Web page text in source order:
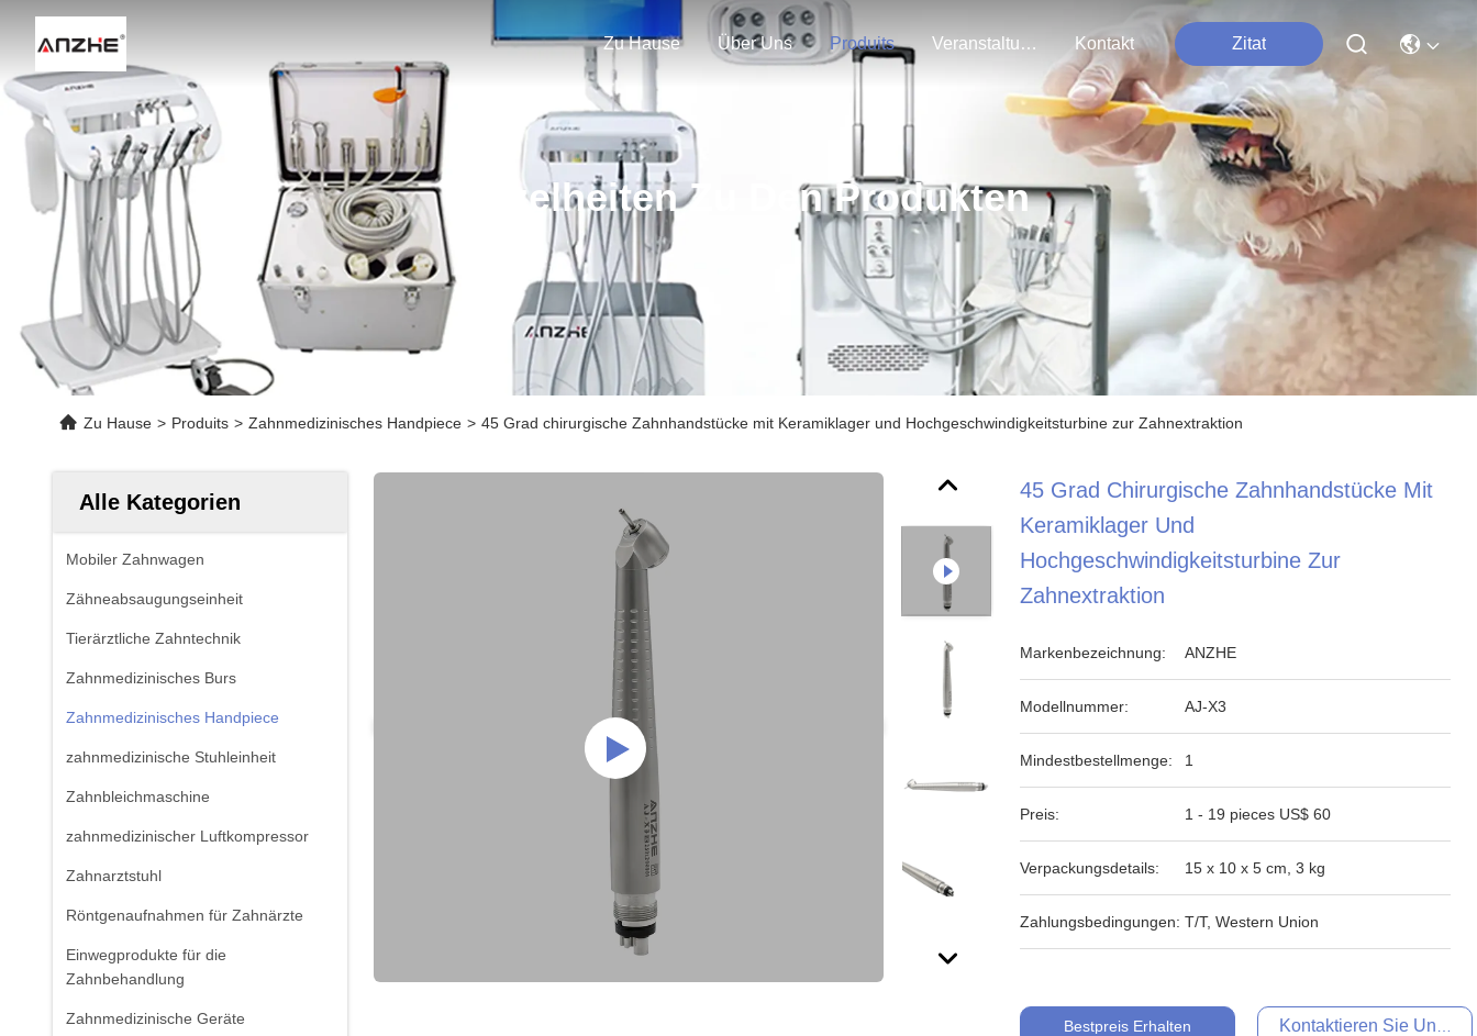
Zu Hause Über Uns Produits Veranstaltungen Kontakt Zitat
Einzelheiten Zu Den Produkten
Zu Hause > Produits > Zahnmedizinisches Handpiece > 45 Grad chirurgische Zahnhandstücke mit Keramiklager und Hochgeschwindigkeitsturbine zur Zahnextraktion
Alle Kategorien
Mobiler Zahnwagen
Zähneabsaugungseinheit
Tierärztliche Zahntechnik
Zahnmedizinisches Burs
Zahnmedizinisches Handpiece
zahnmedizinische Stuhleinheit
Zahnbleichmaschine
zahnmedizinischer Luftkompressor
Zahnarztstuhl
Röntgenaufnahmen für Zahnärzte
Einwegprodukte für die
Zahnbehandlung
Zahnmedizinische Geräte
45 Grad Chirurgische Zahnhandstücke Mit
Keramiklager Und
Hochgeschwindigkeitsturbine Zur
Zahnextraktion
Markenbezeichnung: ANZHE
Modellnummer: AJ-X3
Mindestbestellmenge: 1
Preis: 1 - 19 pieces US$ 60
Verpackungsdetails: 15 x 10 x 5 cm, 3 kg
Zahlungsbedingungen: T/T, Western Union
Bestpreis Erhalten Kontaktieren Sie Uns